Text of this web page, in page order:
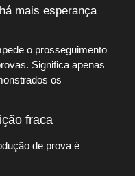
mais esperança
o prosseguimento
Significa apenas
os
fraca
de prova é